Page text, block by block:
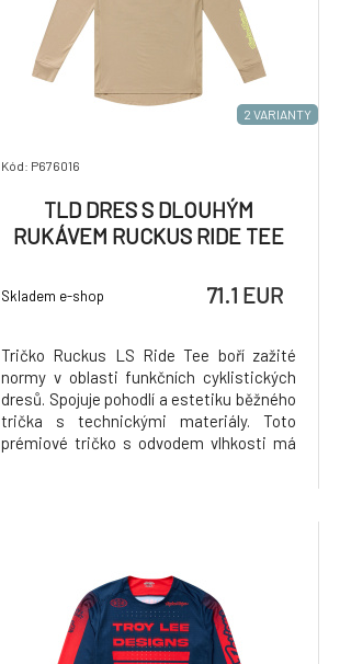
2 VARIANTY
Kód: P676016
TLD DRES S DLOUHÝM
RUKÁVEM RUCKUS RIDE TEE
Skladem e-shop 71.1 EUR
Tričko Ruckus LS Ride Tee boří zažité
normy v oblasti funkčních cyklistických
dresů. Spojuje pohodlí a estetiku běžného
trička s technickými materiály. Toto
prémiové tričko s odvodem vlhkosti má